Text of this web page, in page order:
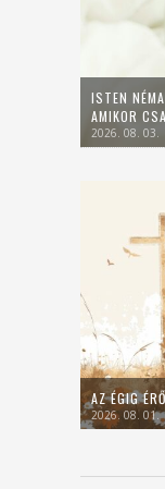
ISTEN
AMIKOR
2026. 08. 03.
AZ ÉGIG
2026. 08. 01.